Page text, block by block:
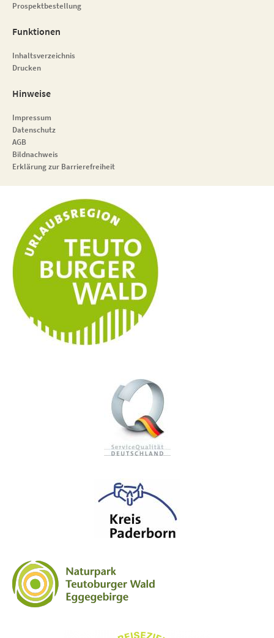
Prospektbestellung
Funktionen
Inhaltsverzeichnis
Drucken
Hinweise
Impressum
Datenschutz
AGB
Bildnachweis
Erklärung zur Barrierefreiheit